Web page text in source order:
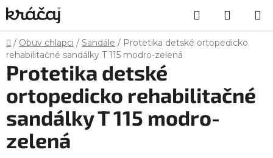
Prejsť
na
obsah
Hľadať
KOŠÍK
Domov
/ Obuv chlapci / Sandále / Protetika detské ortopedicko
rehabilitačné sandálky T 115 modro-zelená
Protetika detské
ortopedicko rehabilitačné
sandálky T 115 modro-
zelená